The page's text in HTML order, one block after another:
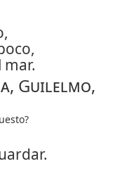
Guilelmo,